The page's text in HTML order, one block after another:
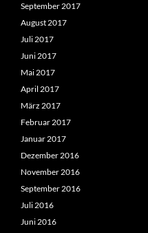
September 2017
August 2017
Juli 2017
Juni 2017
Mai 2017
April 2017
März 2017
Februar 2017
Januar 2017
Dezember 2016
November 2016
September 2016
Juli 2016
Juni 2016